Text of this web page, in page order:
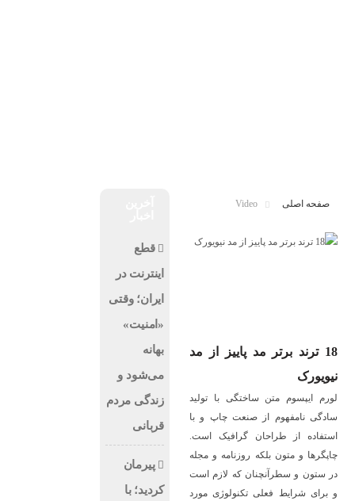
صفحه اصلی Video
18 ترند برتر مد پاییز از مد
نیویورک
لورم ایپسوم متن ساختگی با تولید
سادگی نامفهوم از صنعت چاپ و با
استفاده از طراحان گرافیک است.
چاپگرها و متون بلکه روزنامه و مجله
در ستون و سطرآنچنان که لازم است
و برای شرایط فعلی تکنولوژی مورد
قطع
اینترنت در
ایران؛ وقتی
«امنیت»
بهانه
می‌شود و
زندگی مردم
قربانی
پیرمان
کردید؛ با